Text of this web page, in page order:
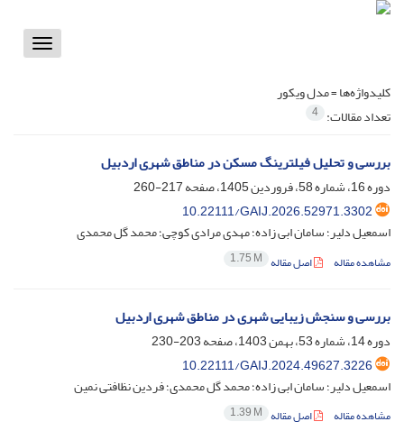
Toggle
کلیدواژه‌ها =مدل ویکور
تعداد مقالات: 4
بررسی و تحلیل فیلترینگ مسکن در مناطق شهری اردبیل
دوره 16، شماره 58، فروردین 1405، صفحه
217-260
10.22111/GAIJ.2026.52971.3302
اسمعیل دلیر؛ سامان ابی زاده؛ مهدی مرادی کوچی؛ محمد گل محمدی
مشاهده مقاله اصل مقاله 1.75 M
بررسی و سنجش زیبایی شهری در مناطق شهری اردبیل
دوره 14، شماره 53، بهمن 1403، صفحه
203-230
10.22111/GAIJ.2024.49627.3226
اسمعیل دلیر؛ سامان ابی زاده؛ محمد گل محمدی؛ فردین نظافتی نمین
مشاهده مقاله اصل مقاله 1.39 M